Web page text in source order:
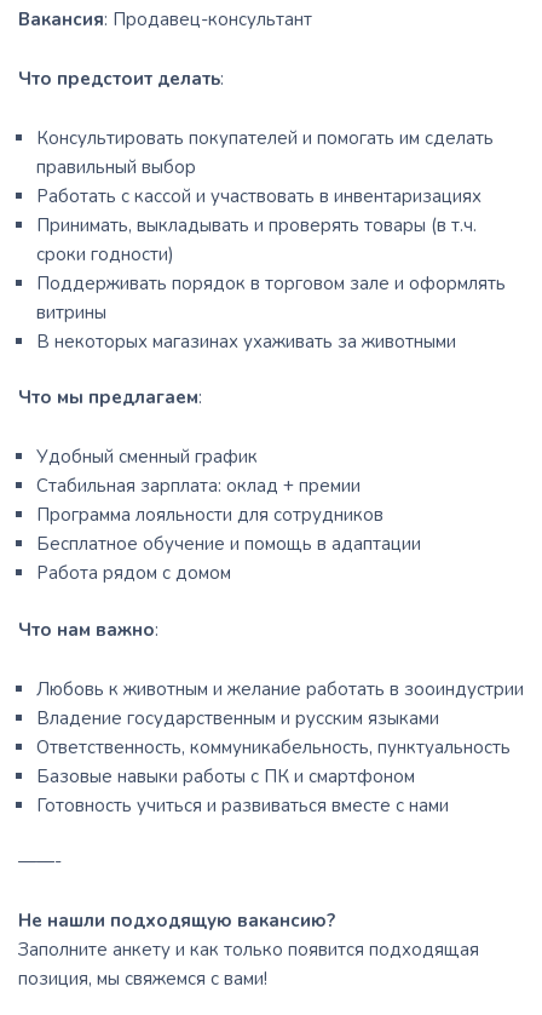
Вакансия: Продавец-консультант
Что предстоит делать:
Консультировать покупателей и помогать им сделать
правильный выбор
Работать с кассой и участвовать в инвентаризациях
Принимать, выкладывать и проверять товары (в т.ч.
сроки годности)
Поддерживать порядок в торговом зале и оформлять
витрины
В некоторых магазинах ухаживать за животными
Что мы предлагаем:
Удобный сменный график
Стабильная зарплата: оклад + премии
Программа лояльности для сотрудников
Бесплатное обучение и помощь в адаптации
Работа рядом с домом
Что нам важно:
Любовь к животным и желание работать в зооиндустрии
Владение государственным и русским языками
Ответственность, коммуникабельность, пунктуальность
Базовые навыки работы с ПК и смартфоном
Готовность учиться и развиваться вместе с нами
——-
Не нашли подходящую вакансию?
Заполните анкету и как только появится подходящая
позиция, мы свяжемся с вами!